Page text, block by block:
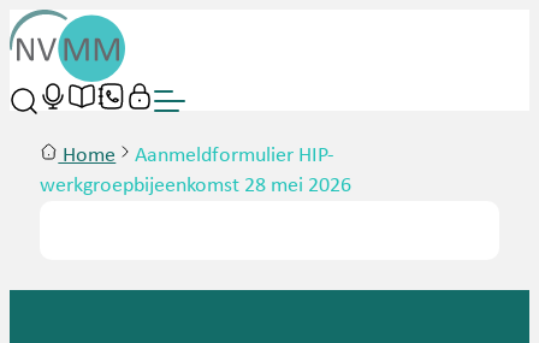
Home
Aanmeldformulier HIP-
werkgroepbijeenkomst 28 mei 2026